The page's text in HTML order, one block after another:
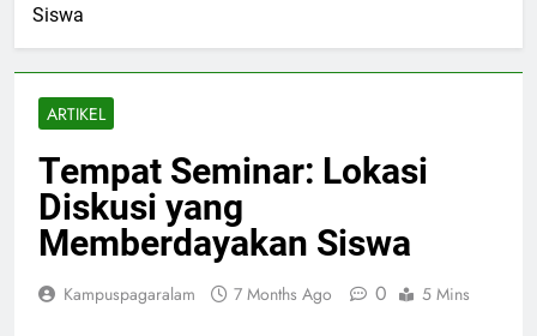
Siswa
ARTIKEL
Tempat Seminar: Lokasi
Diskusi yang
Memberdayakan Siswa
Kampuspagaralam 7 Months Ago 0 5 Mins